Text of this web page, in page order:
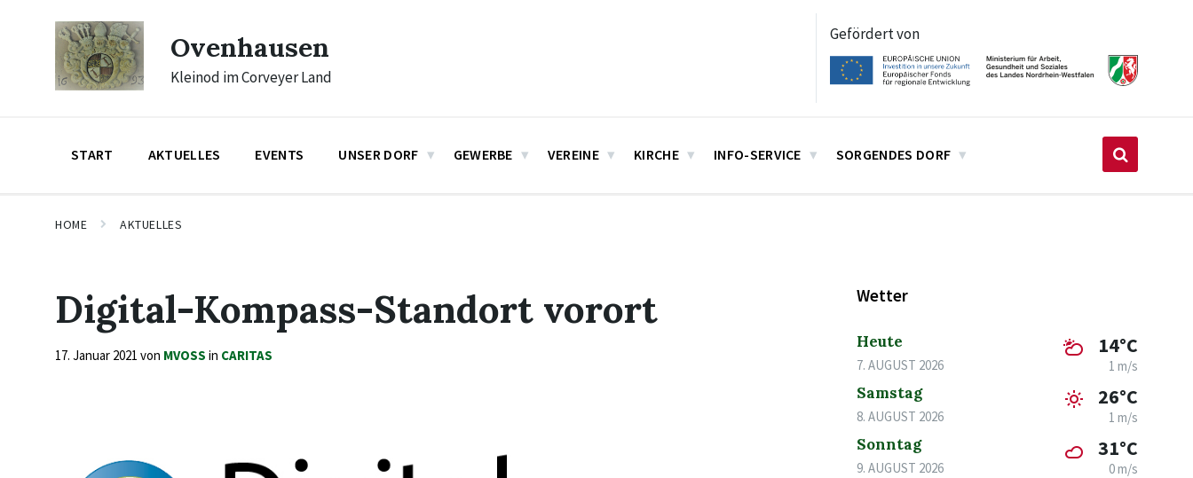
navigation
Ovenhausen
Kleinod im Corveyer Land
Gefördert von
START AKTUELLES EVENTS UNSER DORF GEWERBE VEREINE KIRCHE INFO-SERVICE SORGENDES DORF
HOME AKTUELLES
Digital-Kompass-Standort vorort
17. Januar 2021 von MVOSS in CARITAS
Wetter
Heute
7. AUGUST 2026
14°C
1 m/s
Samstag
8. AUGUST 2026
26°C
1 m/s
Sonntag
9. AUGUST 2026
31°C
0 m/s